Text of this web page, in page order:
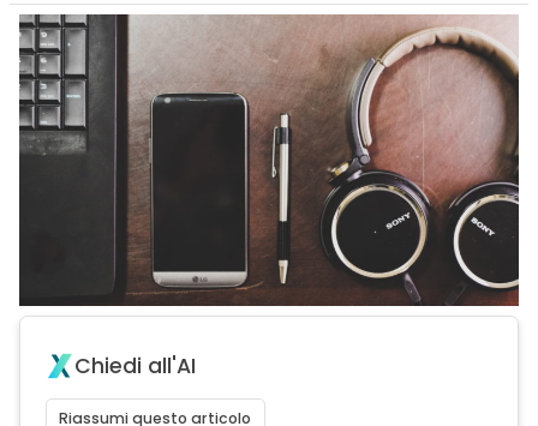
Chiedi all'AI
Riassumi questo articolo